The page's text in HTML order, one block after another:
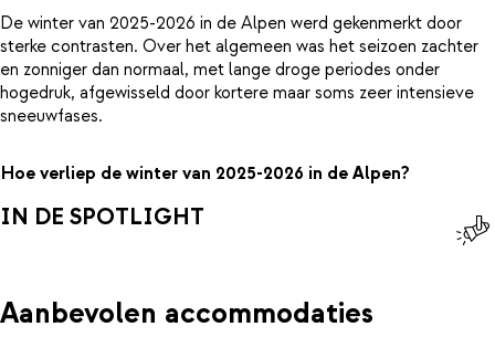
De winter van 2025-2026 in de Alpen werd gekenmerkt door
sterke contrasten. Over het algemeen was het seizoen zachter
en zonniger dan normaal, met lange droge periodes onder
hogedruk, afgewisseld door kortere maar soms zeer intensieve
sneeuwfases.
Hoe verliep de winter van 2025-2026 in de Alpen?
IN DE SPOTLIGHT
Aanbevolen accommodaties